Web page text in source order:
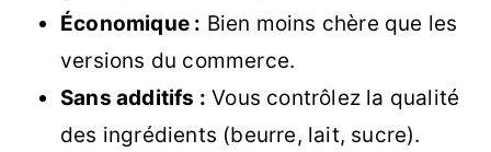
Économique : Bien moins chère que les
versions du commerce.
Sans additifs : Vous contrôlez la qualité
des ingrédients (beurre, lait, sucre).